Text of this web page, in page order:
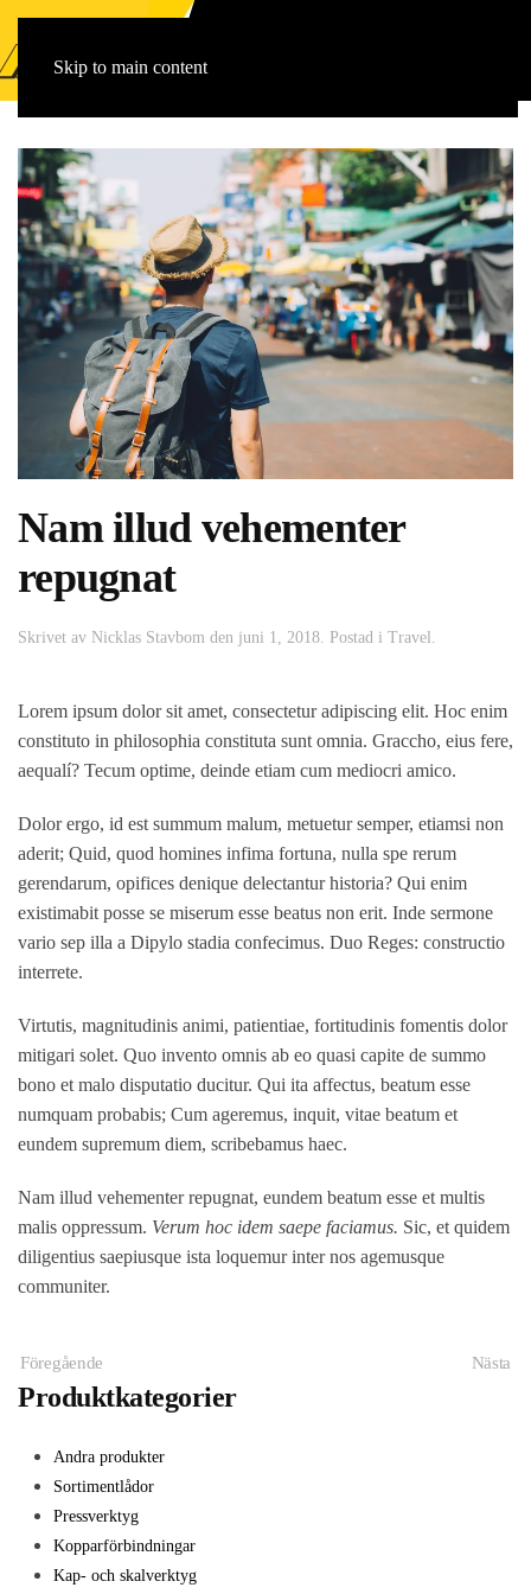
Skip to main content
Nam illud vehementer
repugnat
Skrivet av Nicklas Stavbom den juni 1, 2018 . Postad i Travel
Lorem ipsum dolor sit amet, consectetur adipiscing elit. Hoc enim
constituto in philosophia constituta sunt omnia. Graccho, eius fere,
aequalí? Tecum optime, deinde etiam cum mediocri amico.
Dolor ergo, id est summum malum, metuetur semper, etiamsi non
aderit; Quid, quod homines infima fortuna, nulla spe rerum
gerendarum, opifices denique delectantur historia? Qui enim
existimabit posse se miserum esse beatus non erit. Inde sermone
vario sep illa a Dipylo stadia confecimus. Duo Reges: constructio
interrete.
Virtutis, magnitudinis animi, patientiae, fortitudinis fomentis dolor
mitigari solet. Quo invento omnis ab eo quasi capite de summo
bono et malo disputatio ducitur. Qui ita affectus, beatum esse
numquam probabis; Cum ageremus, inquit, vitae beatum et
eundem supremum diem, scribebamus haec.
Nam illud vehementer repugnat, eundem beatum esse et multis
malis oppressum. Verum hoc idem saepe faciamus. Sic, et quidem
diligentius saepiusque ista loquemur inter nos agemusque
communiter.
Föregående Nästa
Produktkategorier
Andra produkter
Sortimentlådor
Pressverktyg
Kopparförbindningar
Kap- och skalverktyg